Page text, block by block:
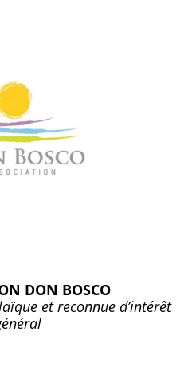
DON BOSCO
et reconnue d’intérêt